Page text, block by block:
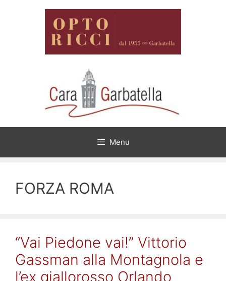
Menu
FORZA ROMA
“Vai Piedone vai!” Vittorio
Gassman alla Montagnola e
l’ex giallorosso Orlando